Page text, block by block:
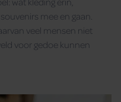
mee en gaan.
veel mensen niet
voor gedoe kunnen